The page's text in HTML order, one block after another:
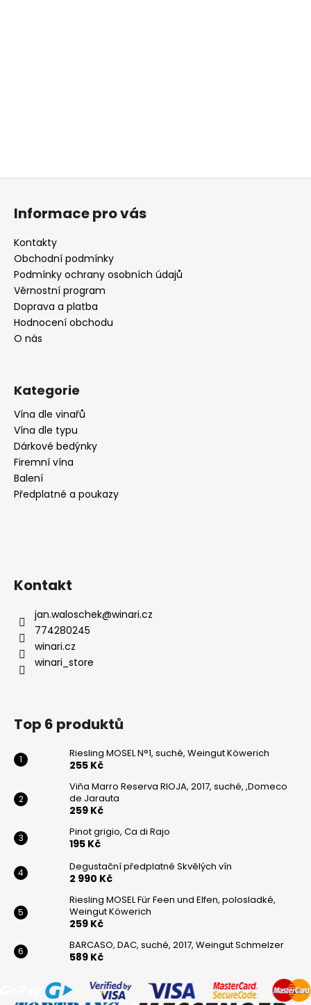
Informace pro vás
Kontakty
Obchodní podmínky
Podmínky ochrany osobních údajů
Věrnostní program
Doprava a platba
Hodnocení obchodu
O nás
Kategorie
Vína dle vinařů
Vína dle typu
Dárkové bedýnky
Firemní vína
Balení
Předplatné a poukazy
Kontakt
jan.waloschek@winari.cz
774280245
winari.cz
winari_store
Top 6 produktů
Riesling MOSEL N°1, suché, Weingut Köwerich
255 Kč
Viňa Marro Reserva RIOJA, 2017, suché, ,Domeco
de Jarauta
259 Kč
Pinot grigio, Ca di Rajo
195 Kč
Degustační předplatné Skvělých vín
2 990 Kč
Riesling MOSEL Für Feen und Elfen, polosladké,
Weingut Köwerich
259 Kč
BARCASO, DAC, suché, 2017, Weingut Schmelzer
589 Kč